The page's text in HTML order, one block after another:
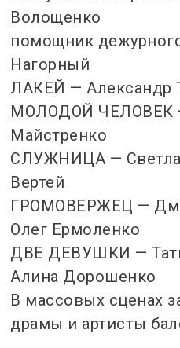
Волощенко
помощник
Нагорный
ЛАКЕЙ — Александр
МОЛОДОЙ ЧЕЛОВЕК
Майстренко
СЛУЖНИЦА —
Вертей
ГРОМОВЕРЖЕЦ —
Олег Ермоленко
ДВЕ ДЕВУШКИ —
Алина Дорошенко
В массовых сценах
драмы и артисты